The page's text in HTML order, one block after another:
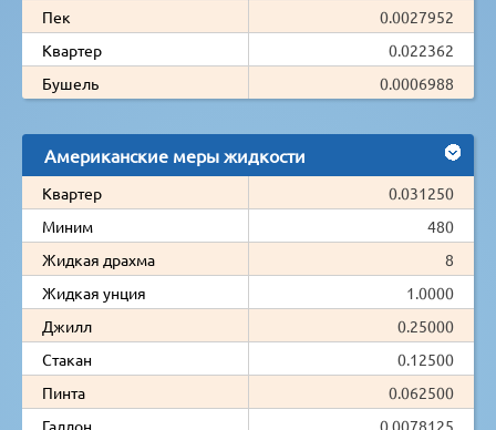
Пек
0.0027952
Квартер
0.022362
Бушель
0.0006988
Американские меры жидкости
Квартер
0.031250
Миним
480
Жидкая драхма
8
Жидкая унция
1.0000
Джилл
0.25000
Стакан
0.12500
Пинта
0.062500
Галлон
0.0078125